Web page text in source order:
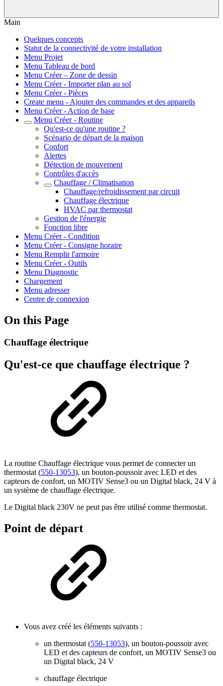
Main
Quelques concepts
Statut de la connectivité de votre installation
Menu Projet
Menu Tableau de bord
Menu Créer – Zone de dessin
Menu Créer - Importer plan au sol
Menu Créer - Pièces
Create menu - Ajouter des commandes et des appareils
Menu Créer - Action de base
Menu Créer - Routine
Qu'est-ce qu'une routine ?
Scénario de départ de la maison
Confort
Alertes
Détection de mouvement
Contrôles d'accès
Chauffage / Climatisation
Chauffage/refroidissement par circuit
Chauffage électrique
HVAC par thermostat
Gestion de l'énergie
Fonction libre
Menu Créer - Condition
Menu Créer - Consigne horaire
Menu Remplir l'armoire
Menu Créer - Outils
Menu Diagnostic
Chargement
Menu adresser
Centre de connexion
On this Page
Chauffage électrique
Qu'est-ce que chauffage électrique ?
La routine Chauffage électrique vous permet de connecter un
thermostat (550-13053), un bouton-poussoir avec LED et des
capteurs de confort, un MOTIV Sense3 ou un Digital black, 24 V à
un système de chauffage électrique.
Le Digital black 230V ne peut pas être utilisé comme thermostat.
Point de départ
Vous avez créé les éléments suivants :
un thermostat (550-13053), un bouton-poussoir avec
LED et des capteurs de confort, un MOTIV Sense3 ou
un Digital black, 24 V
chauffage électrique